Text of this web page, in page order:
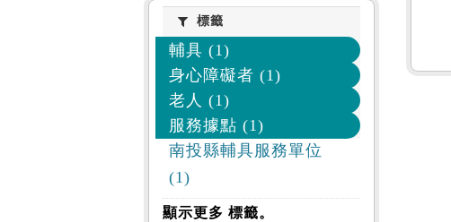
標籤標籤
輔具 (1)
身心障礙者 (1)
老人 (1)
服務據點 (1)
南投縣輔具服務單位
(1)
顯示更多 標籤。